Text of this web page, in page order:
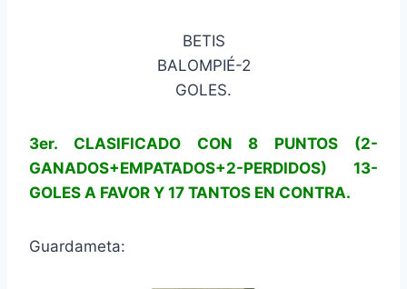
BETIS
BALOMPIÉ-2
GOLES.
3er. CLASIFICADO CON 8 PUNTOS (2-
GANADOS+EMPATADOS+2-PERDIDOS) 13-
GOLES A FAVOR Y 17 TANTOS EN CONTRA.
Guardameta: